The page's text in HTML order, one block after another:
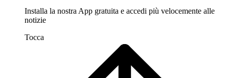
Installa la nostra App gratuita e accedi più velocemente alle
notizie
Tocca